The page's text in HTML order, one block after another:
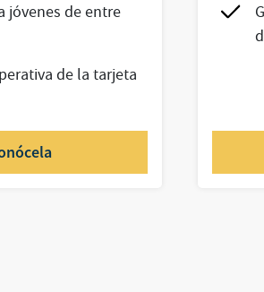
jóvenes de entre
de la tarjeta